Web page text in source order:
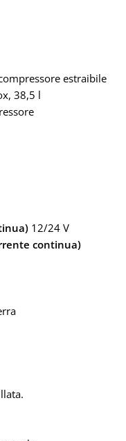
estraibile
38,5 l
12/24 V
continua)